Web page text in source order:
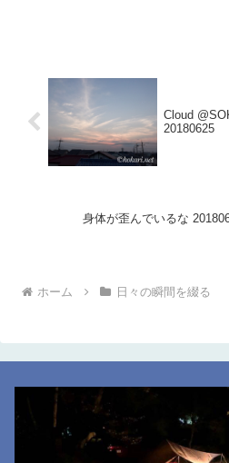
Cloud
20180625
身体が歪んでいるな
ホーム 日々の瞬間を綴る